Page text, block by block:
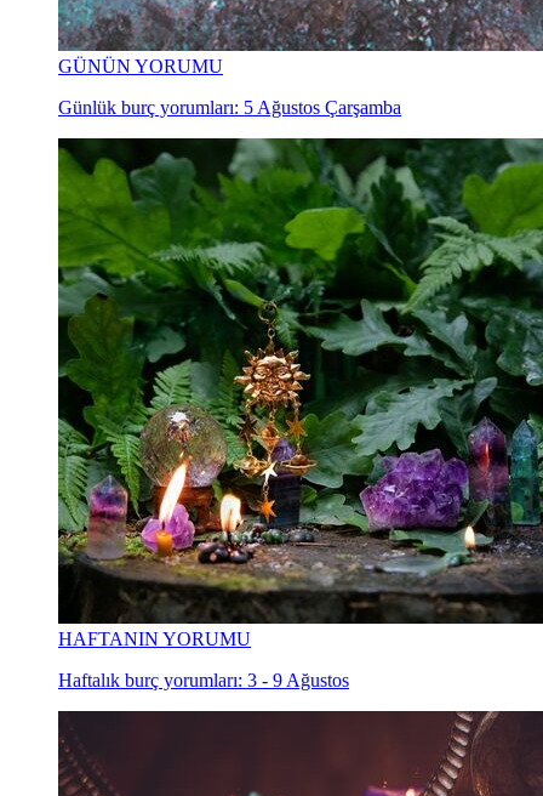
GÜNÜN YORUMU
Günlük burç yorumları: 5 Ağustos Çarşamba
HAFTANIN YORUMU
Haftalık burç yorumları: 3 - 9 Ağustos